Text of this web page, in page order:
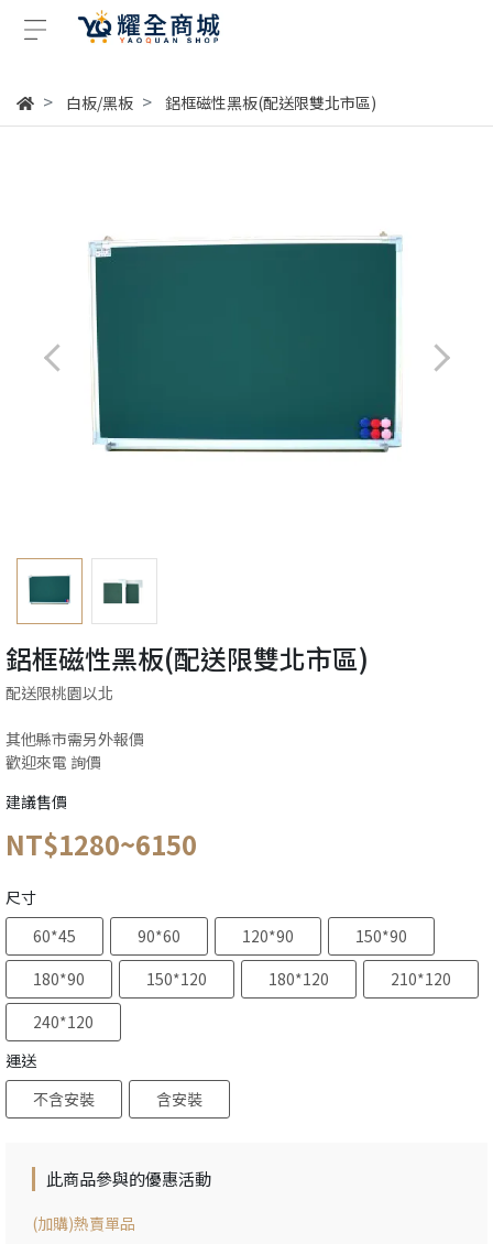
白板/黑板 鋁框磁性黑板(配送限雙北市區)
鋁框磁性黑板(配送限雙北市區)
配送限桃園以北
其他縣市需另外報價
歡迎來電 詢價
建議售價
NT$1280~6150
尺寸
60*45
90*60 120*90
150*90
180*90
150*120 180*120
210*120
240*120
運送
不含安裝
含安裝
此商品參與的優惠活動
(加購)熱賣單品